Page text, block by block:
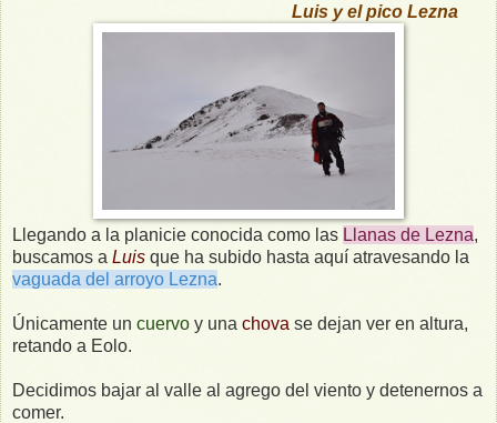
Luis y el pico Lezna
Llegando a la planicie conocida como las Llanas de Lezna,
buscamos a Luis que ha subido hasta aquí atravesando la
vaguada del arroyo Lezna.
Únicamente un cuervo y una chova se dejan ver en altura,
retando a Eolo.
Decidimos bajar al valle al agrego del viento y detenernos a
comer.